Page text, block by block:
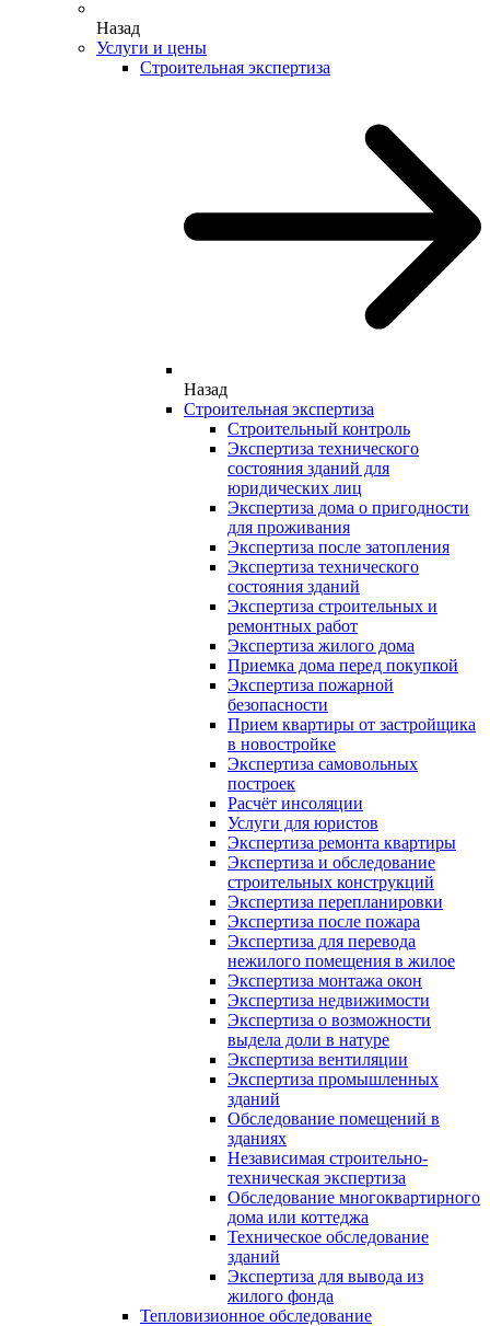
Назад
Услуги и цены
Строительная экспертиза
Назад
Строительная экспертиза
Строительный контроль
Экспертиза технического
состояния зданий для
юридических лиц
Экспертиза дома о пригодности
для проживания
Экспертиза после затопления
Экспертиза технического
состояния зданий
Экспертиза строительных и
ремонтных работ
Экспертиза жилого дома
Приемка дома перед покупкой
Экспертиза пожарной
безопасности
Прием квартиры от застройщика
в новостройке
Экспертиза самовольных
построек
Расчёт инсоляции
Услуги для юристов
Экспертиза ремонта квартиры
Экспертиза и обследование
строительных конструкций
Экспертиза перепланировки
Экспертиза после пожара
Экспертиза для перевода
нежилого помещения в жилое
Экспертиза монтажа окон
Экспертиза недвижимости
Экспертиза о возможности
выдела доли в натуре
Экспертиза вентиляции
Экспертиза промышленных
зданий
Обследование помещений в
зданиях
Независимая строительно-
техническая экспертиза
Обследование многоквартирного
дома или коттеджа
Техническое обследование
зданий
Экспертиза для вывода из
жилого фонда
Тепловизионное обследование